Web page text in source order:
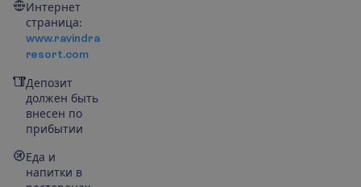
Интернет
страница:
www.ravindra
resort.com
Депозит
должен быть
внесен по
прибытии
Еда и
напитки в